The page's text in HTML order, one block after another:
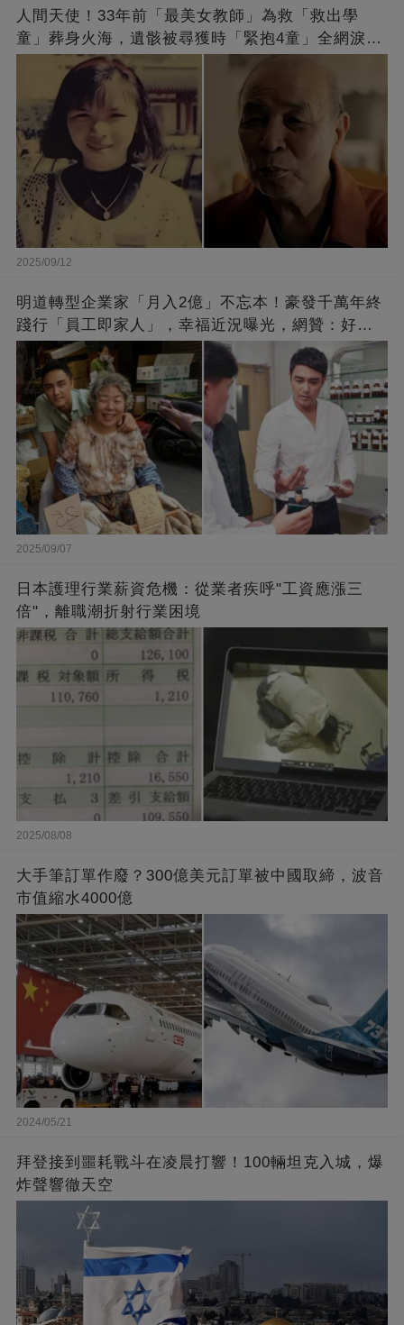
人間天使！33年前「最美女教師」為救「救出學
童」葬身火海，遺骸被尋獲時「緊抱4童」全網淚
崩：真正的英雄不該被遺忘
2025/09/12
明道轉型企業家「月入2億」不忘本！豪發千萬年終
踐行「員工即家人」，幸福近況曝光，網贊：好老
闆的福報
2025/09/07
日本護理行業薪資危機：從業者疾呼"工資應漲三
倍"，離職潮折射行業困境
2025/08/08
大手筆訂單作廢？300億美元訂單被中國取締，波音
市值縮水4000億
2024/05/21
拜登接到噩耗戰斗在凌晨打響！100輛坦克入城，爆
炸聲響徹天空